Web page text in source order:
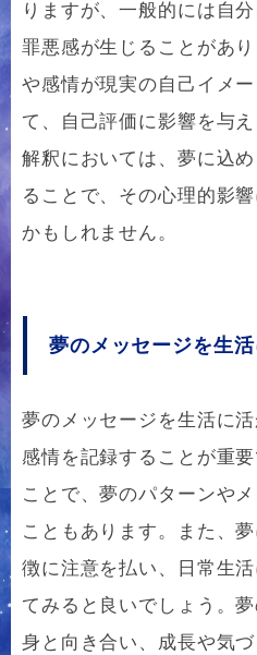
りますが、一般的には自
罪悪感が生じることがあ
や感情が現実の自己イメ
て、自己評価に影響を与
解釈においては、夢に込
ることで、その心理的影
かもしれません。
夢のメッセージを生
夢のメッセージを生活に
感情を記録することが重
ことで、夢のパターンや
こともあります。また、
徴に注意を払い、日常生
てみると良いでしょう。
身と向き合い、成長や気